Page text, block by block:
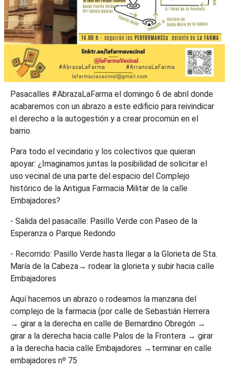
Pasacalles #AbrazaLaFarma el domingo 6 de abril donde
acabaremos con un abrazo a este edificio para reivindicar
el derecho a la autogestión y a crear procomún en el
barrio.
Para todo el vecindario y los colectivos que quieran
apoyar: ¿Imaginamos juntas la posibilidad de solicitar el
uso vecinal de una parte del espacio del Complejo
histórico de la Antigua Farmacia Militar de la calle
Embajadores?
- Salida del pasacalle: Pasillo Verde con Paseo de la
Esperanza o Parque Redondo
- Recorrido: Pasillo Verde hasta llegar a la Glorieta de Sta.
María de la Cabeza→ rodear la glorieta y subir hacia calle
Embajadores
Aquí hacemos un abrazo o rodeamos la manzana del
complejo de la farmacia (por calle de Sebastián Herrera
→ girar a la derecha en calle de Bernardino Obregón →
girar a la derecha hacia calle Palos de la Frontera → girar
a la derecha hacia calle Embajadores →terminar en calle
embajadores nº 75